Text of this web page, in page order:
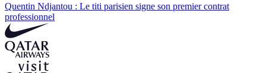
Quentin Ndjantou : Le titi parisien signe son premier contrat
professionnel